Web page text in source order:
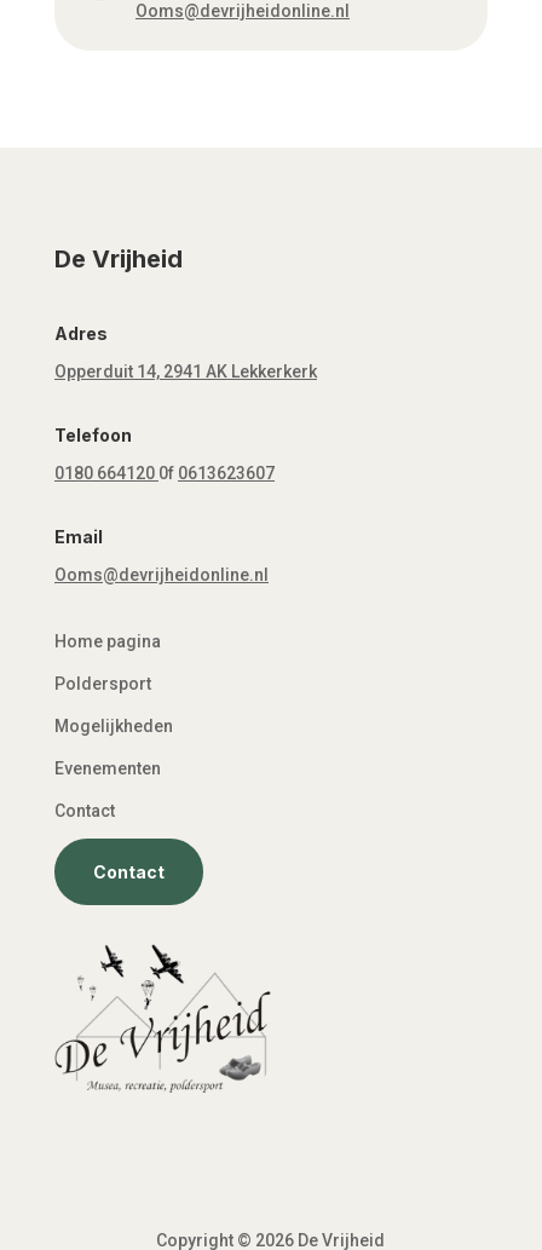
Ooms@devrijheidonline.nl
De Vrijheid
Adres
Opperduit 14, 2941 AK Lekkerkerk
Telefoon
0180 664120 0f 0613623607
Email
Ooms@devrijheidonline.nl
Home pagina
Poldersport
Mogelijkheden
Evenementen
Contact
Contact
Copyright © 2026 De Vrijheid